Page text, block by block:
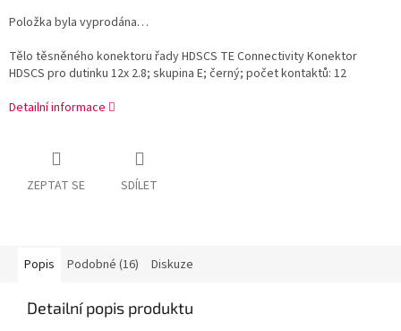
Položka byla vyprodána…
Tělo těsněného konektoru řady HDSCS TE Connectivity Konektor
HDSCS pro dutinku 12x 2.8; skupina E; černý; počet kontaktů: 12
Detailní informace
ZEPTAT SE SDÍLET
Popis Podobné (16) Diskuze
Detailní popis produktu